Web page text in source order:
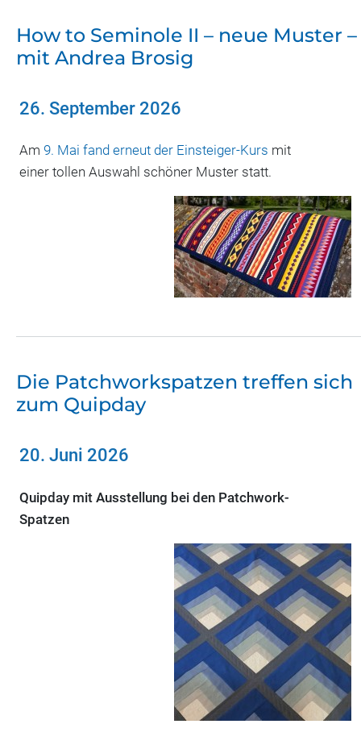
How to Seminole II – neue Muster –
mit Andrea Brosig
26. September 2026
Am 9. Mai fand erneut der Einsteiger-Kurs mit
einer tollen Auswahl schöner Muster statt.
Die Patchworkspatzen treffen sich
zum Quipday
20. Juni 2026
Quipday mit Ausstellung bei den Patchwork-
Spatzen